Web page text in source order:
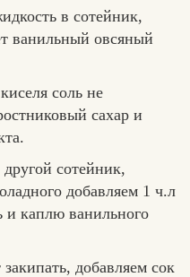
в сотейник,
ванильный овсяный
соль не
сахар и
сотейник,
добавляем 1 ч.л
и каплю ванильного
добавляем сок